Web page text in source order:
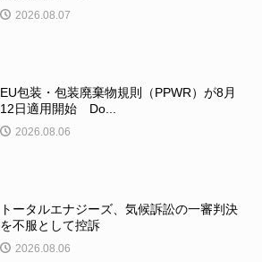
2026.08.07
EU包装・包装廃棄物規則（PPWR）が8月
12日適用開始 Do...
2026.08.06
トータルエナジーズ、気候訴訟の一審判決
を不服として控訴
2026.08.06